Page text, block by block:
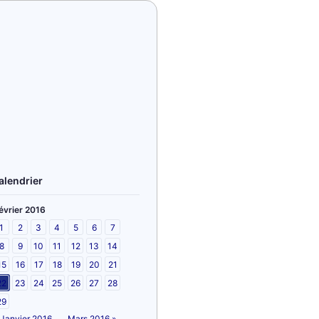
2016
1
2 3 4 5 6
7
8
9 10 11 12 13
14
16 17 18 19 20
21
23 24 25 26 27
28